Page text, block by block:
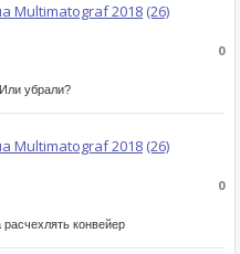
Multimatograf 2018 (26)
0
убрали?
Multimatograf 2018 (26)
0
конвейер